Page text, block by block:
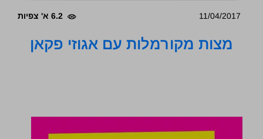
11/04/2017 6.2 א' צפיות
מצות מקורמלות עם אגוזי פקאן